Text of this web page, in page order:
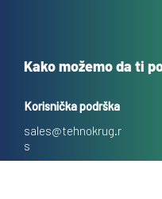
Kako možemo da ti
Korisnička podrška
sales@tehnokrug.r
s